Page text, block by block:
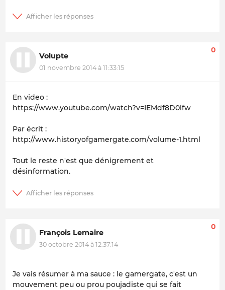
Volupte
01 novembre 2014 à 11:33:15
0
En video :
https://www.youtube.com/watch?v=IEMdf8D0lfw
Par écrit :
http://www.historyofgamergate.com/volume-1.html
Tout le reste n'est que dénigrement et
désinformation.
François Lemaire
30 octobre 2014 à 12:37:14
0
Je vais résumer à ma sauce : le gamergate, c'est un
mouvement peu ou prou poujadiste qui se fait